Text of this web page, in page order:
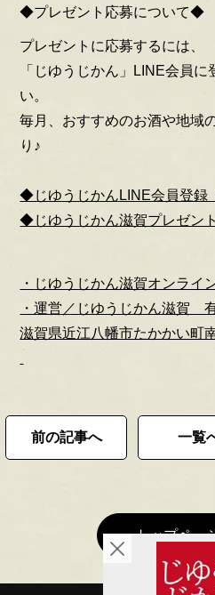
◆プレゼント応募について◆
プレゼントに応募するには、
「じゆうじかん」LINE会員
い。
毎月、おすすめのお酒や地域
り♪
◆じゆうじかんLINE会員登録
◆じゆうじかん滋賀プレゼン
・ じゆうじかん滋賀オンライ
・運営／じゆうじかん滋賀
滋賀県近江八幡市たかかい町
前の記事へ 一覧
トップペー